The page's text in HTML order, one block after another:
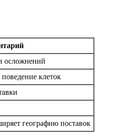
осложнений
клеток
географию поставок